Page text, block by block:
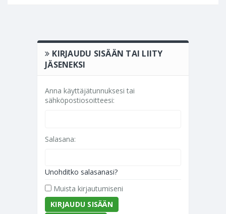
KIRJAUDU SISÄÄN TAI LIITY
JÄSENEKSI
Anna käyttäjätunnuksesi tai
sähköpostiosoitteesi:
Salasana:
Unohditko salasanasi?
Muista kirjautumiseni